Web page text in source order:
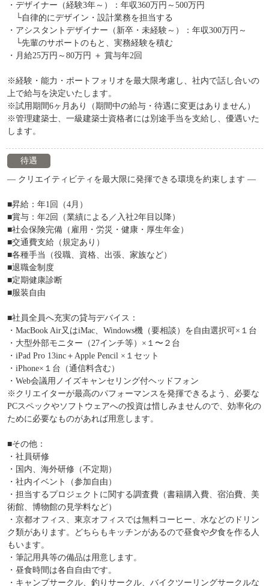
・デザイナー（経験3年～）：年収360万円～500万円
└自律的にデザイン・設計業務を担当する
・アシスタントデザイナー（新卒・未経験～）：年収300万円～
└先輩のサポートのもと、実務経験を積む
・月給25万円～80万円 ＋ 賞与年2回
※経験・能力・ポートフォリオを最大限考慮し、社内で話し合いの
上で給与を決定いたします。
※試用期間6ヶ月あり（期間中の給与・待遇に変更はありません）
※管理建築士、一級建築士資格者には別途手当を支給し、優遇いた
します。
待遇
― クリエイティビティを最大限に発揮できる環境を約束します ―
■昇給：年1回（4月）
■賞与：年2回（業績による／入社2年目以降）
■社会保険完備（雇用・労災・健康・厚生年金）
■交通費支給（規定あり）
■各種手当（役職、資格、出張、家族など）
■退職金制度
■定期健康診断
■服装自由
■社員全員へ充実の貸与デバイス：
・MacBook Air又はiMac、Windows機（要相談）を自由選択可×１台
・大型外部モニター（27インチ等）×１〜２台
・iPad Pro 13inc＋Apple Pencil ×１セット
・iPhone×１台（通信料含む）
・Web会議用ノイズキャンセリング付ヘッドフォン
※クリエイターが最高のパフォーマンスを発揮できるよう、必要な
PCスペックやソフトウェアへの投資は惜しみませんので、効率化の
ために必要なものがあれば用意します。
■その他：
・社員研修
・国内、海外研修（不定期）
・社内イベント（参加自由）
・担当するプロジェクトに関する調査費（書籍購入費、宿泊費、美
術館、博物館の見学料など）
・京都オフィス、東京オフィスでは無料コーヒー、水などのドリン
ク類があります。どちらもキッチンがあるので昼食や夕食を作る人
もいます。
・筆記用具等の備品は用意します。
・昼食時間は各自自由です。
・キャンプサークル、釣りサークル、バイクツーリングサークルな